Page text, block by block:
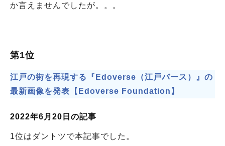
か言えませんでしたが。。。
第1位
江戸の街を再現する『Edoverse（江戸バース）』の
最新画像を発表【Edoverse Foundation】
2022年6月20日の記事
1位はダントツで本記事でした。